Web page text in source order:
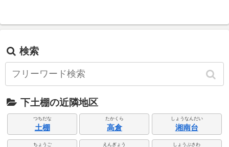
検索
下土棚の近隣地区
つちだな
土棚
たかくら
高倉
しょうなんだい
湘南台
ちょうご えんぎょう しょうぶさわ